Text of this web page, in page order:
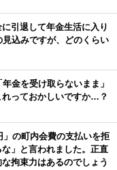
引退して年金生活に入り
込みですが、どのくらい
金を受け取らないまま」
っておかしいですか…？
」の町内会費の支払いを拒
」と言われました。正直
拘束力はあるのでしょう